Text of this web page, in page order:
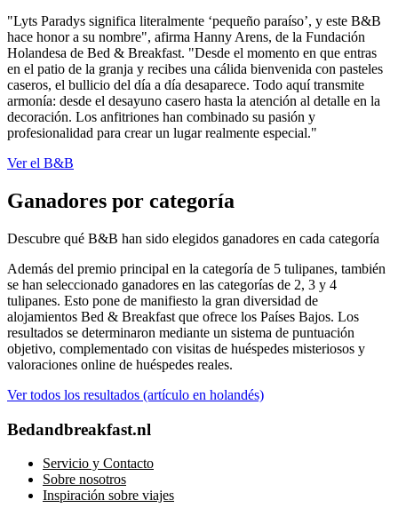
"Lyts Paradys significa literalmente ‘pequeño paraíso’, y este B&B
hace honor a su nombre", afirma Hanny Arens, de la Fundación
Holandesa de Bed & Breakfast. "Desde el momento en que entras
en el patio de la granja y recibes una cálida bienvenida con pasteles
caseros, el bullicio del día a día desaparece. Todo aquí transmite
armonía: desde el desayuno casero hasta la atención al detalle en la
decoración. Los anfitriones han combinado su pasión y
profesionalidad para crear un lugar realmente especial."
Ver el B&B
Ganadores por categoría
Descubre qué B&B han sido elegidos ganadores en cada categoría
Además del premio principal en la categoría de 5 tulipanes, también
se han seleccionado ganadores en las categorías de 2, 3 y 4
tulipanes. Esto pone de manifiesto la gran diversidad de
alojamientos Bed & Breakfast que ofrece los Países Bajos. Los
resultados se determinaron mediante un sistema de puntuación
objetivo, complementado con visitas de huéspedes misteriosos y
valoraciones online de huéspedes reales.
Ver todos los resultados (artículo en holandés)
Bedandbreakfast.nl
Servicio y Contacto
Sobre nosotros
Inspiración sobre viajes